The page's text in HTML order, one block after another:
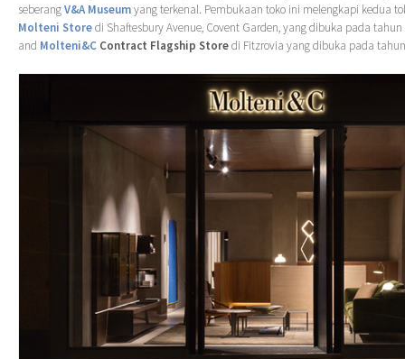
seberangV&A Museumyang terkenal. Pembukaan toko ini melengkapi kedua
Molteni Storedi Shaftesbury Avenue, Covent Garden, yang dibuka pada tahun
and Molteni&C Contract Flagship Storedi Fitzrovia yang dibuka pada